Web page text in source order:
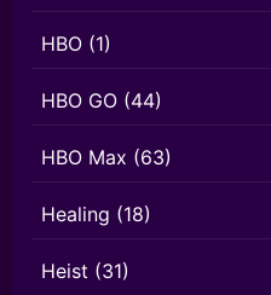
HBO (1)
HBO GO (44)
HBO Max (63)
Healing (18)
Heist (31)